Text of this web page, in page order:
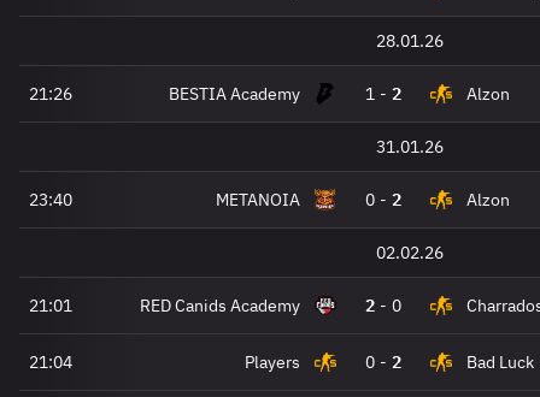
28.01.26
21:26 BESTIA Academy 1 - 2 Alzon
31.01.26
23:40 METANOIA 0 - 2 Alzon
02.02.26
21:01 RED Canids Academy 2 - 0
21:04 Players 0 - 2 Bad Luck